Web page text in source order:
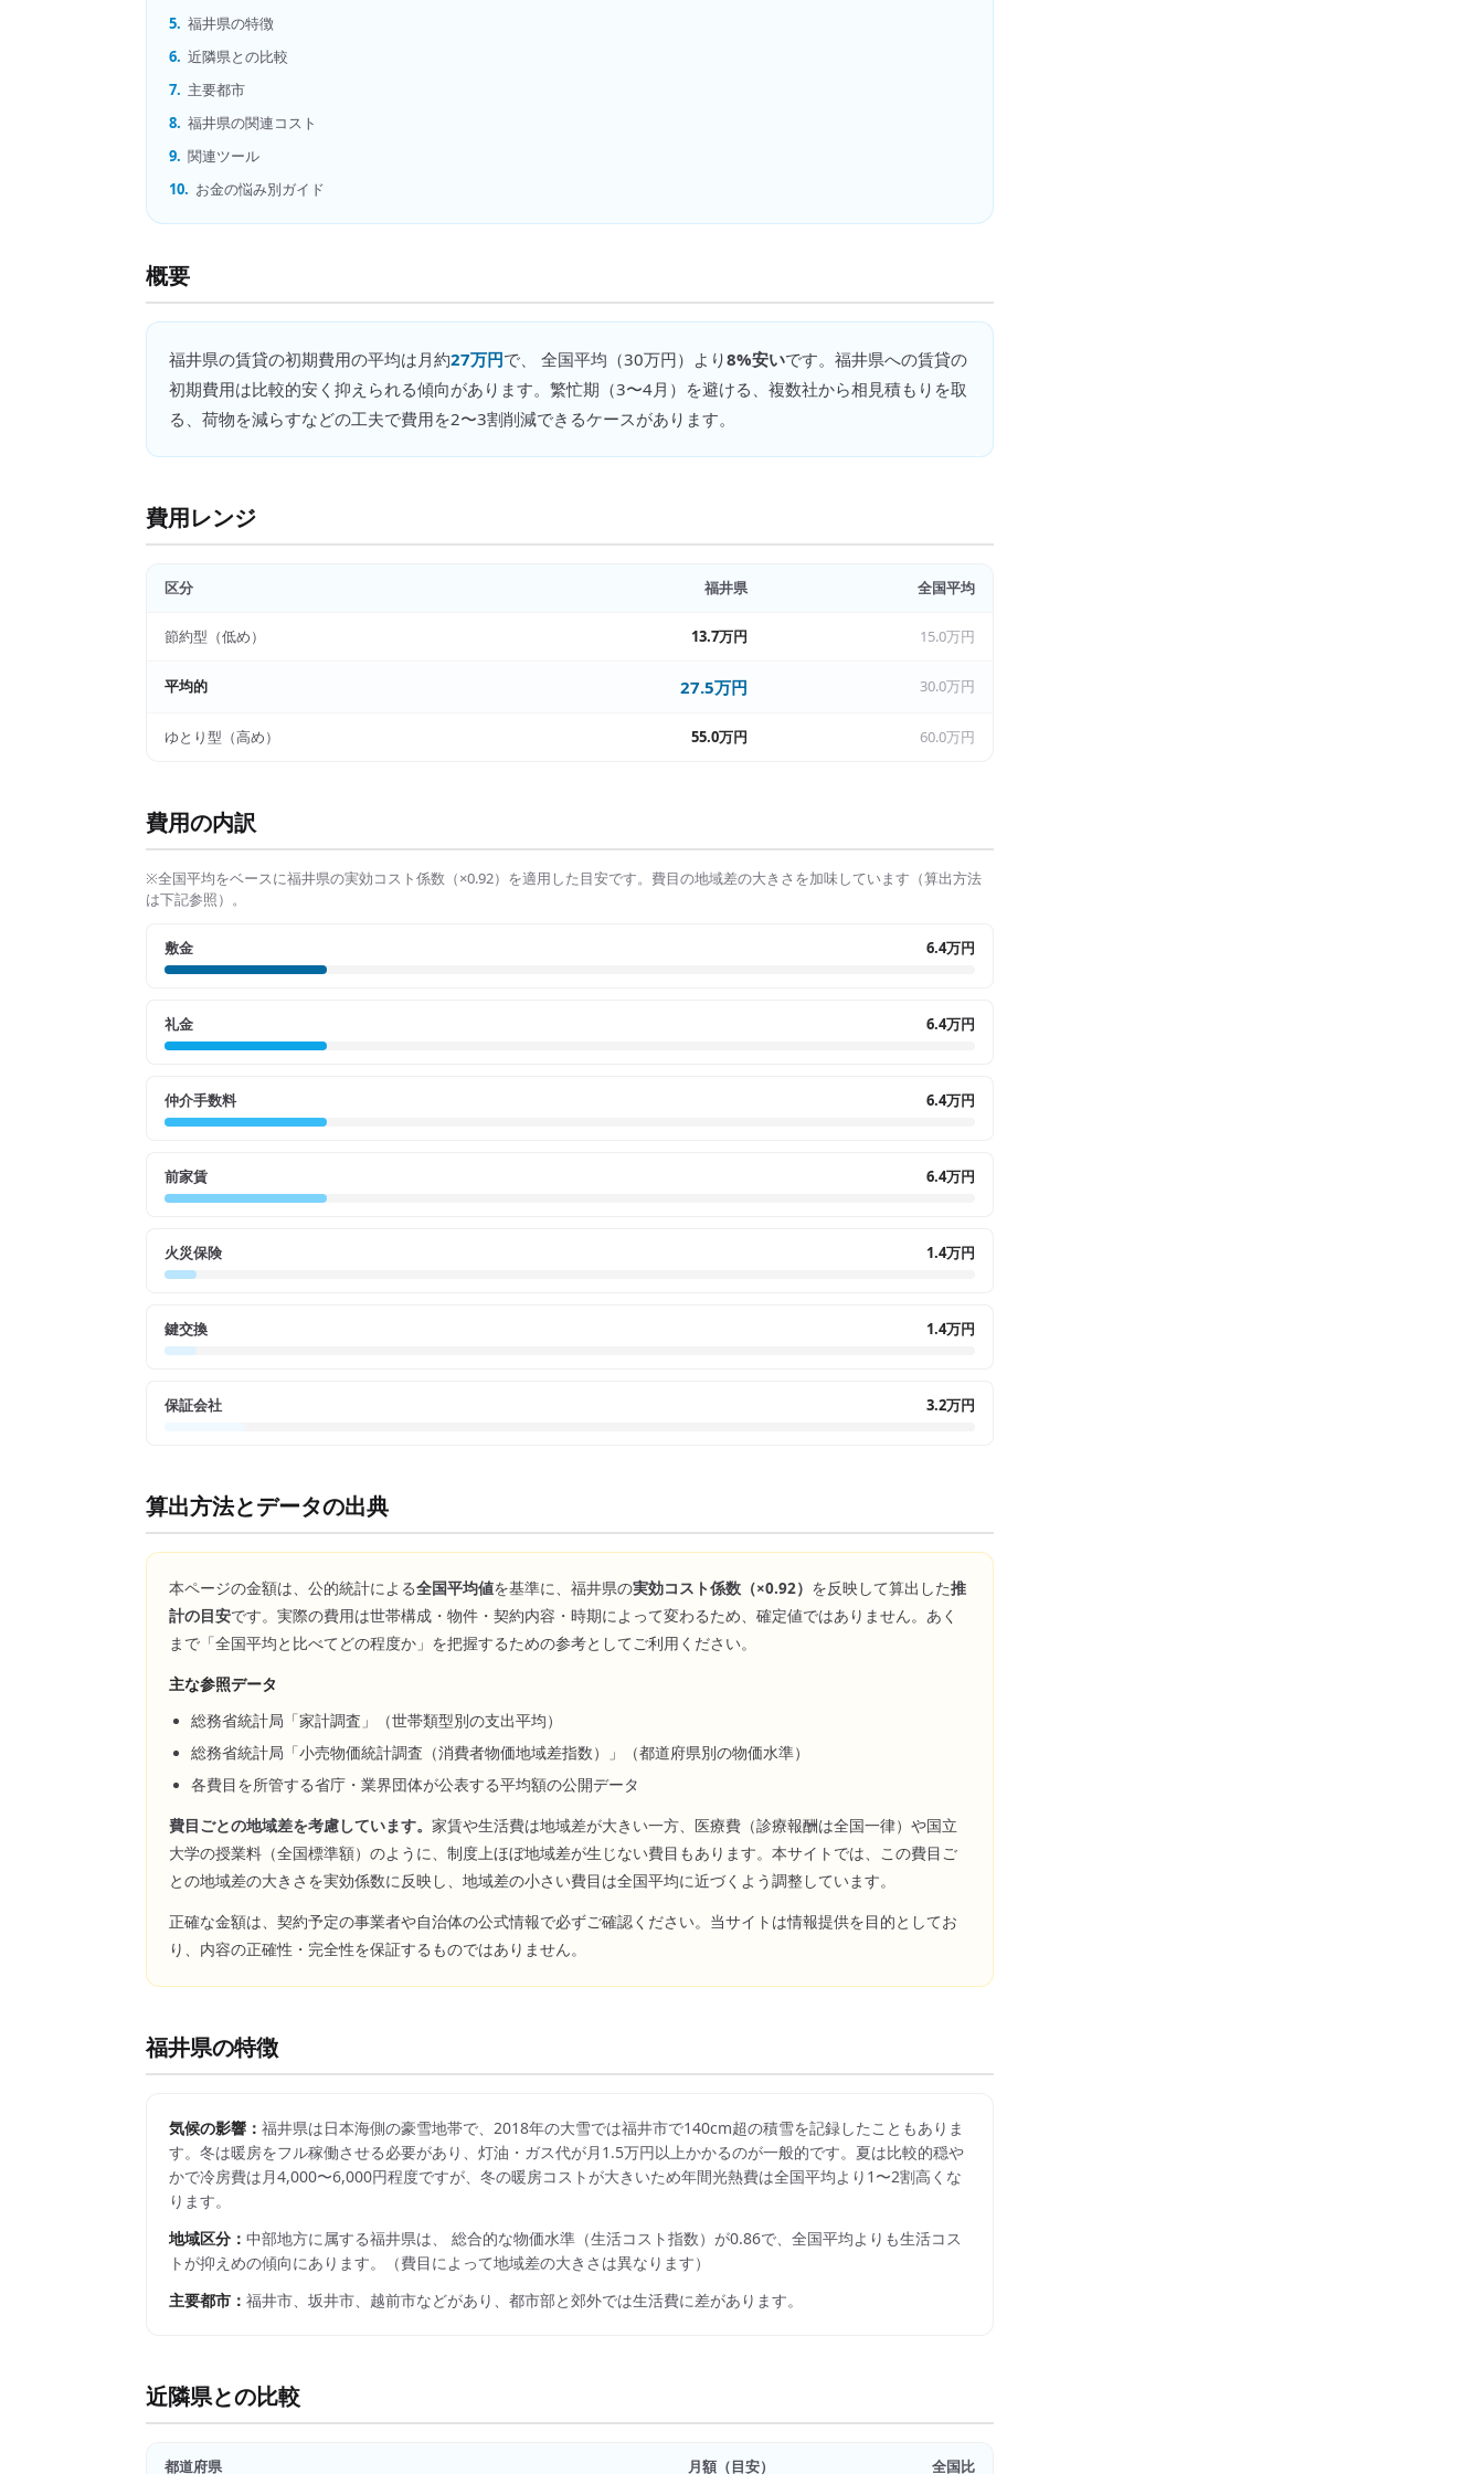
5. 福井県の特徴
6. 近隣県との比較
7. 主要都市
8. 福井県の関連コスト
9. 関連ツール
10. お金の悩み別ガイド
概要
福井県の賃貸の初期費用の平均は月約27万円で、 全国平均（30万円）より8%安いです。 福井県への賃貸の
初期費用は比較的安く抑えられる傾向があります。繁忙期（3〜4月）を避ける、複数社から相見積もりを取
る、荷物を減らすなどの工夫で費用を2〜3割削減できるケースがあります。
費用レンジ
区分 福井県 全国平均
節約型（低め） 13.7万円 15.0万円
平均的 27.5万円 30.0万円
ゆとり型（高め） 55.0万円 60.0万円
費用の内訳
※全国平均をベースに福井県の実効コスト係数（×0.92）を適用した目安です。費目の地域差の大きさを加味しています（算出方法
は下記参照）。
敷金 6.4万円
礼金 6.4万円
仲介手数料 6.4万円
前家賃 6.4万円
火災保険 1.4万円
鍵交換 1.4万円
保証会社 3.2万円
算出方法とデータの出典
本ページの金額は、公的統計による全国平均値を基準に、 福井県の実効コスト係数（×0.92） を反映して算出した推
計の目安です。実際の費用は世帯構成・物件・契約内容・時期によって変わるため、確定値ではありません。あく
まで「全国平均と比べてどの程度か」を把握するための参考としてご利用ください。
主な参照データ
総務省統計局「家計調査」（世帯類型別の支出平均）
総務省統計局「小売物価統計調査（消費者物価地域差指数）」（都道府県別の物価水準）
各費目を所管する省庁・業界団体が公表する平均額の公開データ
費目ごとの地域差を考慮しています。 家賃や生活費は地域差が大きい一方、医療費（診療報酬は全国一律）や国立
大学の授業料（全国標準額）のように、制度上ほぼ地域差が生じない費目もあります。本サイトでは、この費目ご
との地域差の大きさを実効係数に反映し、地域差の小さい費目は全国平均に近づくよう調整しています。
正確な金額は、契約予定の事業者や自治体の公式情報で必ずご確認ください。当サイトは情報提供を目的としてお
り、内容の正確性・完全性を保証するものではありません。
福井県の特徴
気候の影響： 福井県は日本海側の豪雪地帯で、2018年の大雪では福井市で140cm超の積雪を記録したこともありま
す。冬は暖房をフル稼働させる必要があり、灯油・ガス代が月1.5万円以上かかるのが一般的です。夏は比較的穏や
かで冷房費は月4,000〜6,000円程度ですが、冬の暖房コストが大きいため年間光熱費は全国平均より1〜2割高くな
ります。
地域区分： 中部地方に属する福井県は、 総合的な物価水準（生活コスト指数）が0.86で、 全国平均よりも生活コス
トが抑えめの傾向にあります。
（費目によって地域差の大きさは異なります）
主要都市： 福井市、坂井市、越前市などがあり、都市部と郊外では生活費に差があります。
近隣県との比較
都道府県 月額（目安） 全国比